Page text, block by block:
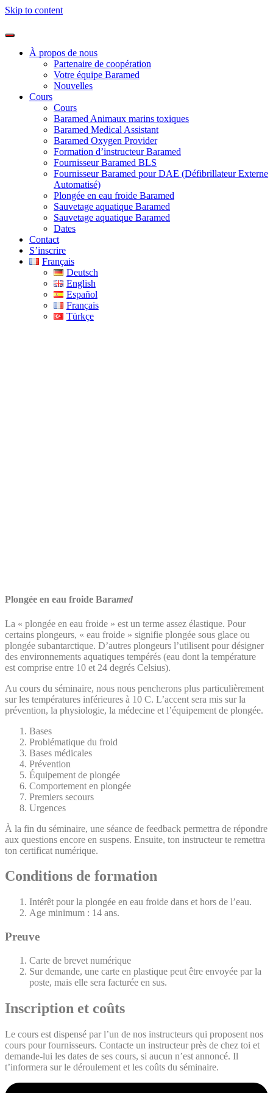
Skip to content
À propos de nous
Partenaire de coopération
Votre équipe Baramed
Nouvelles
Cours
Cours
Baramed Animaux marins toxiques
Baramed Medical Assistant
Baramed Oxygen Provider
Formation d’instructeur Baramed
Fournisseur Baramed BLS
Fournisseur Baramed pour DAE (Défibrillateur Externe
Automatisé)
Plongée en eau froide Baramed
Sauvetage aquatique Baramed
Sauvetage aquatique Baramed
Dates
Contact
S’inscrire
Français
Deutsch
English
Español
Français
Türkçe
Plongée en eau froide Baramed
La « plongée en eau froide » est un terme assez élastique. Pour
certains plongeurs, « eau froide » signifie plongée sous glace ou
plongée subantarctique. D’autres plongeurs l’utilisent pour désigner
des environnements aquatiques tempérés (eau dont la température
est comprise entre 10 et 24 degrés Celsius).
Au cours du séminaire, nous nous pencherons plus particulièrement
sur les températures inférieures à 10 C. L’accent sera mis sur la
prévention, la physiologie, la médecine et l’équipement de plongée.
Bases
Problématique du froid
Bases médicales
Prévention
Équipement de plongée
Comportement en plongée
Premiers secours
Urgences
À la fin du séminaire, une séance de feedback permettra de répondre
aux questions encore en suspens. Ensuite, ton instructeur te remettra
ton certificat numérique.
Conditions de formation
Intérêt pour la plongée en eau froide dans et hors de l’eau.
Age minimum : 14 ans.
Preuve
Carte de brevet numérique
Sur demande, une carte en plastique peut être envoyée par la
poste, mais elle sera facturée en sus.
Inscription et coûts
Le cours est dispensé par l’un de nos instructeurs qui proposent nos
cours pour fournisseurs. Contacte un instructeur près de chez toi et
demande-lui les dates de ses cours, si aucun n’est annoncé. Il
t’informera sur le déroulement et les coûts du séminaire.